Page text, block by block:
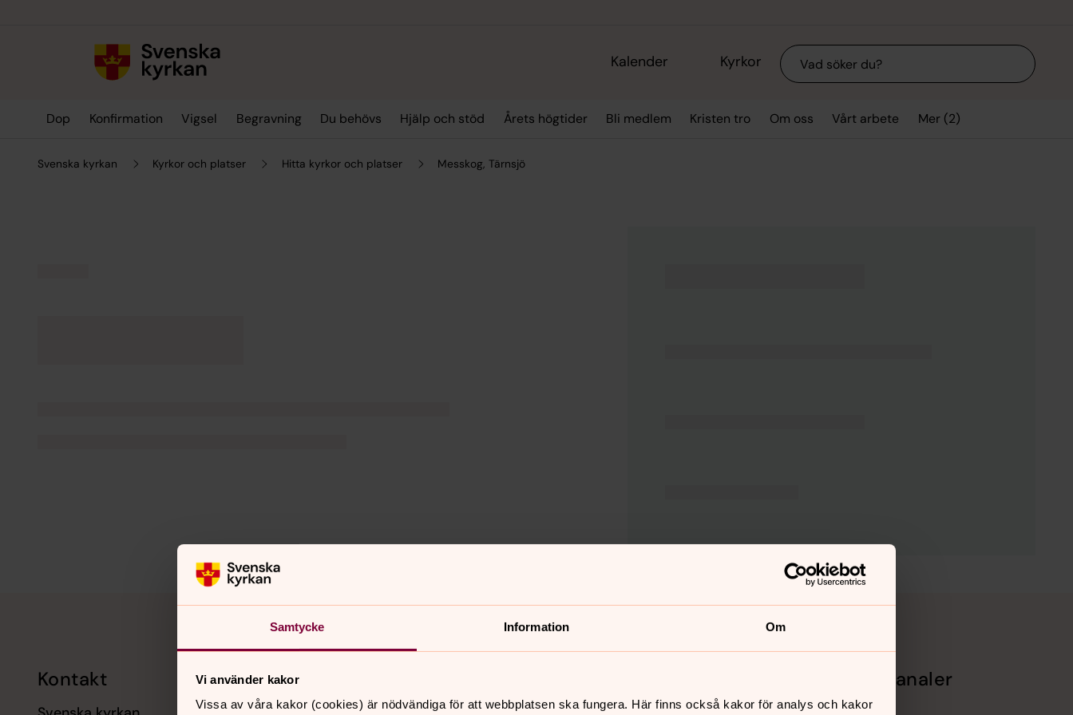
Samtycke Information Om
Vi använder kakor
Vissa av våra kakor (cookies) är nödvändiga för att webbplatsen ska fungera. Här finns också kakor för analys och kakor
Kalender Kyrkor Sök
Dop Konfirmation Vigsel Begravning Du behövs Hjälp och stöd Årets högtider Bli medlem Kristen tro Om oss Vårt arbete Mer (2)
Svenska kyrkan Kyrkor och platser Hitta kyrkor och platser Messkog, Tärnsjö
Kontakt Kalender Sociala kanaler